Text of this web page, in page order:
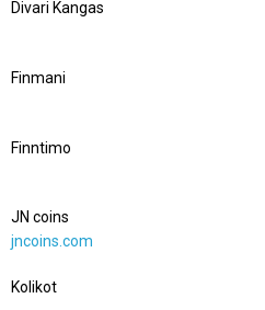
Divari Kangas
Finmani
Finntimo
JN coins
jncoins.com
Kolikot